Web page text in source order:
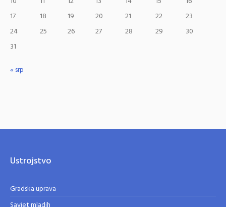
17
18 19 20 21 22
23
24
25 26 27 28 29
30
31
« srp
Ustrojstvo
Gradska uprava